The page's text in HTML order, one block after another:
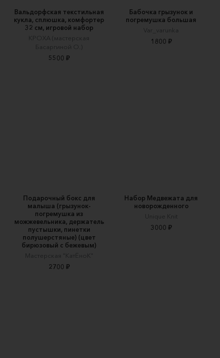
Вальдорфская текстильная
кукла, сплюшка, комфортер
32 см, игровой набор
КРОХА (мастерская
Басаргиной О.)
5500 ₽
Бабочка грызунок и
погремушка большая
Var_varunka
1800 ₽
Подарочный бокс для
малыша (грызунок-
погремушка из
можжевельника, держатель
пустышки, пинетки
полушерстяные) (цвет
бирюзовый с бежевым)
Мастерская "КатЁноК"
2700 ₽
Набор Медвежата для
новорожденного
Unique Knit
3000 ₽